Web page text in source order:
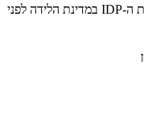
** לא ניתן להנפיק IDP ביפן. חובה להשיג את ה-IDP במדינת הלידה לפני